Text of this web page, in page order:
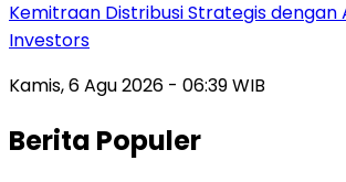
Kemitraan Distribusi Strategis dengan
Investors
Kamis, 6 Agu 2026 - 06:39 WIB
Berita Populer